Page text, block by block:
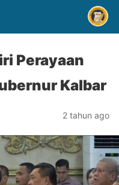
Perayaan
Kalbar
2 tahun ago